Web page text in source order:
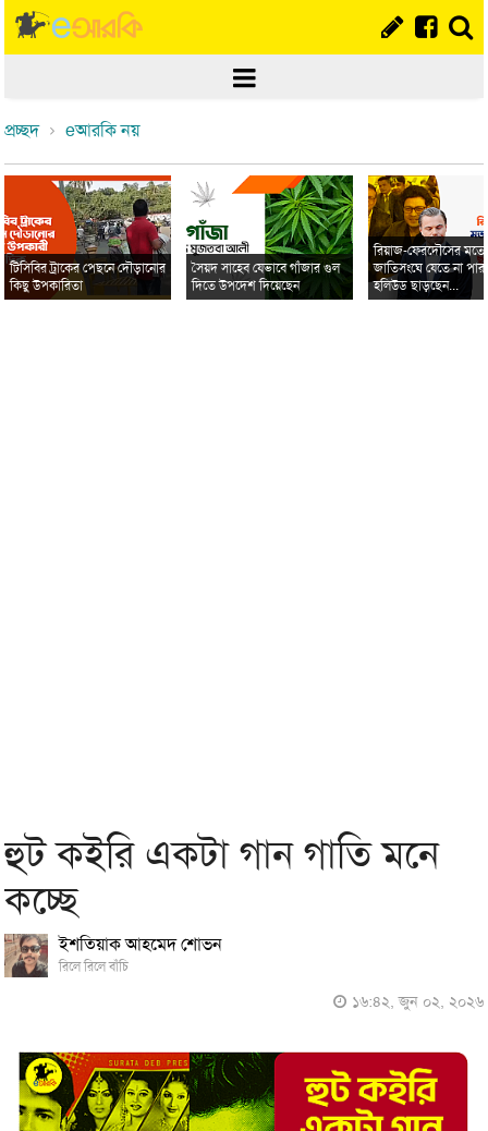
প্রচ্ছদ eআরকি নয়
টিসিবির ট্রাকের পেছনে দৌড়ানোর
কিছু উপকারিতা
সৈয়দ সাহেব যেভাবে গাঁজার গুল
দিতে উপদেশ দিয়েছেন
রিয়াজ-ফেরদৌসের মতো
জাতিসংঘে যেতে না
হলিউড ছাড়ছেন...
হুট কইরি একটা গান গাতি মনে
কচ্ছে
ইশতিয়াক আহমেদ শোভন
রিলে রিলে বাঁচি
১৬:৪২, জুন ০২, ২০২৬